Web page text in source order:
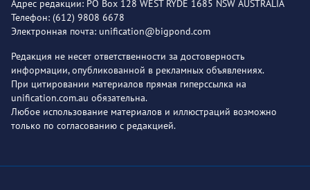
Адрес редакции: PO Box 128 WEST RYDE 1685 NSW AUSTRALIA
Телефон: (612) 9808 6678
Электронная почта: unification@bigpond.com
Редакция не несет ответственности за достоверность
информации, опубликованной в рекламных объявлениях.
При цитировании материалов прямая гиперссылка на
unification.com.au обязательна.
Любое использование материалов и иллюстраций возможно
только по согласованию с редакцией.